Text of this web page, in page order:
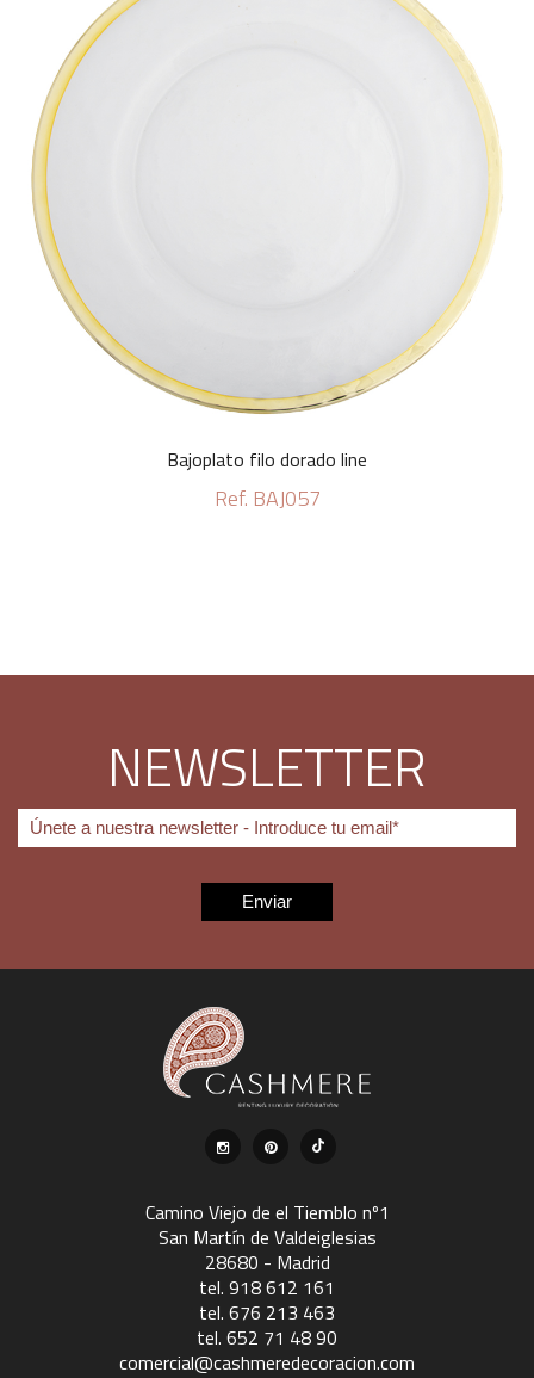
Bajoplato filo dorado line
Ref. BAJ057
NEWSLETTER
Camino Viejo de el Tiemblo nº1
San Martín de Valdeiglesias
28680 - Madrid
tel. 918 612 161
tel. 676 213 463
tel. 652 71 48 90
comercial@cashmeredecoracion.com